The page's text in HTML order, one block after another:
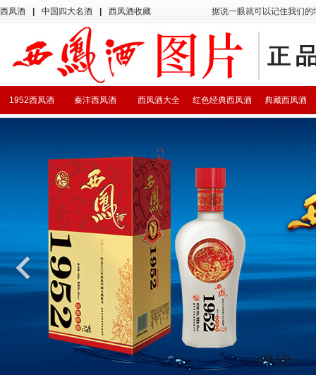
西凤酒 中国四大名酒 西凤酒收藏 据说一眼就可以记住我们
典藏西凤酒
红色经典西凤酒
西凤酒大全
秦沣西凤酒
1952西凤酒